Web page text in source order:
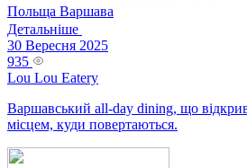
Польща Варшава
Детальніше
30 Вересня 2025
935
Lou Lou Eatery
Варшавський all-day dining, що
місцем, куди повертаються.